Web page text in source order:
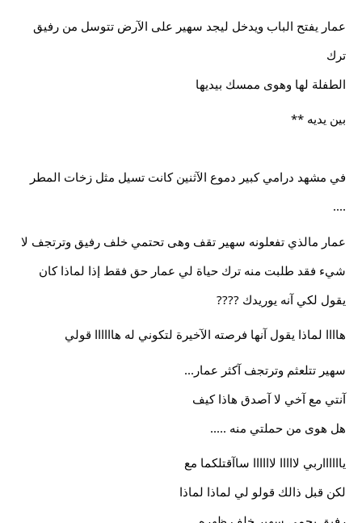
ترك
الطفلة لها وهوى ممسك بيديها
بين يديه **
....
يقول لكي آنه يوريدك ????
هاااا لماذا يقول آنها فرصته الآخيرة لتكوني له هاااااا قولي
سهير تتلعثم وترتجف آكثر عمار...
آنتي مع آخي لا آصدق هاذا كيف
هل هوى من حملتي منه .....
يااااااربي لااااا لاااااا ساآقتلكما مع
لكن قبل ذالك قولو لي لماذا لماذا